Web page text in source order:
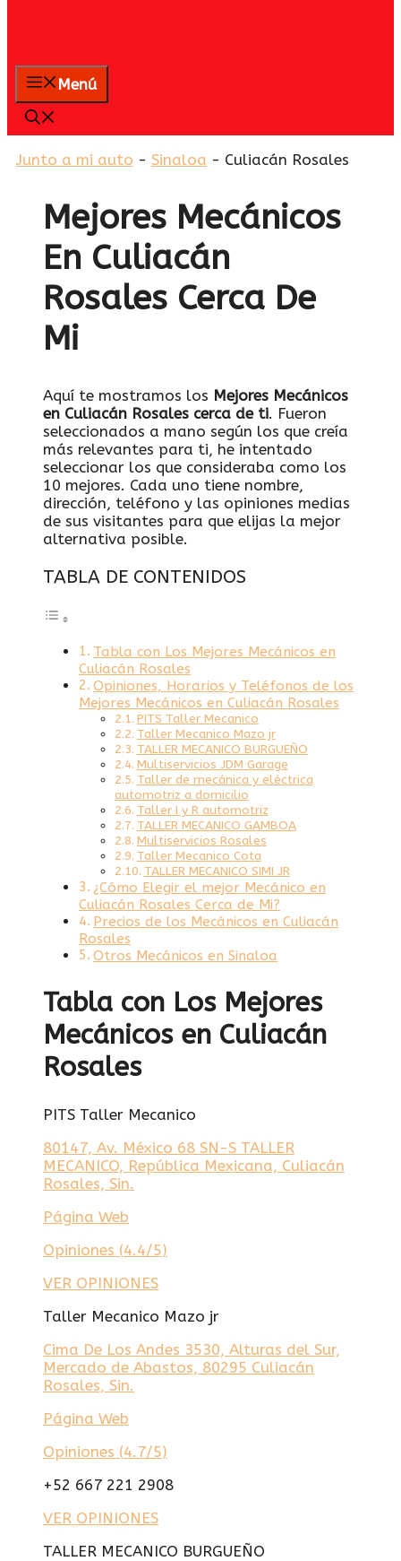
Menú
Junto a mi auto - Sinaloa - Culiacán Rosales
Mejores Mecánicos
En Culiacán
Rosales Cerca De
Mi
Aquí te mostramos los Mejores Mecánicos
en Culiacán Rosales cerca de ti. Fueron
seleccionados a mano según los que creía
más relevantes para ti, he intentado
seleccionar los que consideraba como los
10 mejores. Cada uno tiene nombre,
dirección, teléfono y las opiniones medias
de sus visitantes para que elijas la mejor
alternativa posible.
TABLA DE CONTENIDOS
Tabla con Los Mejores Mecánicos en
Culiacán Rosales
Opiniones, Horarios y Teléfonos de los
Mejores Mecánicos en Culiacán Rosales
PITS Taller Mecanico
Taller Mecanico Mazo jr
TALLER MECANICO BURGUEÑO
Multiservicios JDM Garage
Taller de mecánica y eléctrica
automotriz a domicilio
Taller I y R automotriz
TALLER MECANICO GAMBOA
Multiservicios Rosales
Taller Mecanico Cota
TALLER MECANICO SIMI JR
¿Cómo Elegir el mejor Mecánico en
Culiacán Rosales Cerca de Mi?
Precios de los Mecánicos en Culiacán
Rosales
Otros Mecánicos en Sinaloa
Tabla con Los Mejores
Mecánicos en Culiacán
Rosales
PITS Taller Mecanico
80147, Av. México 68 SN-S TALLER
MECANICO, República Mexicana, Culiacán
Rosales, Sin.
Página Web
Opiniones (4.4/5)
VER OPINIONES
Taller Mecanico Mazo jr
Cima De Los Andes 3530, Alturas del Sur,
Mercado de Abastos, 80295 Culiacán
Rosales, Sin.
Página Web
Opiniones (4.7/5)
+52 667 221 2908
VER OPINIONES
TALLER MECANICO BURGUEÑO